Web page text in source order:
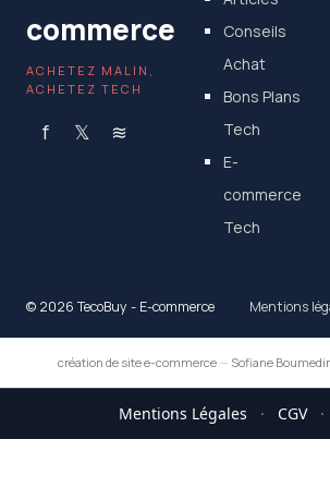
commerce
ACHETEZ MALIN,
ACHETEZ TECH
f 𝕏 ≋
Conseils
Achat
Bons Plans
Tech
E-
commerce
Tech
© 2026 TecoBuy - E-commerce Mentions
création de site e-commerce— Sofiane
Mentions Légales · CGV ·